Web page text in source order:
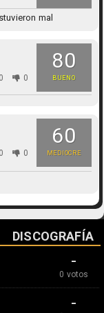
mal
80
BUENO
0 0
60
MEDIOCRE
0 0
DISCOGRAFÍA
-
0 votos
-